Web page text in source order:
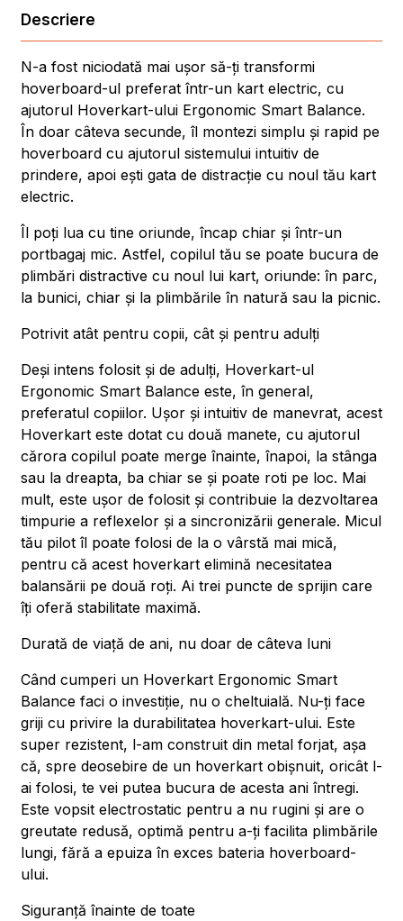
Descriere
N-a fost niciodată mai ușor să-ți transformi
hoverboard-ul preferat într-un kart electric, cu
ajutorul Hoverkart-ului Ergonomic Smart Balance.
În doar câteva secunde, îl montezi simplu și rapid pe
hoverboard cu ajutorul sistemului intuitiv de
prindere, apoi ești gata de distracție cu noul tău kart
electric.
Îl poți lua cu tine oriunde, încap chiar și într-un
portbagaj mic. Astfel, copilul tău se poate bucura de
plimbări distractive cu noul lui kart, oriunde: în parc,
la bunici, chiar și la plimbările în natură sau la picnic.
Potrivit atât pentru copii, cât și pentru adulți
Deși intens folosit și de adulți, Hoverkart-ul
Ergonomic Smart Balance este, în general,
preferatul copiilor. Ușor și intuitiv de manevrat, acest
Hoverkart este dotat cu două manete, cu ajutorul
cărora copilul poate merge înainte, înapoi, la stânga
sau la dreapta, ba chiar se și poate roti pe loc. Mai
mult, este ușor de folosit și contribuie la dezvoltarea
timpurie a reflexelor și a sincronizării generale. Micul
tău pilot îl poate folosi de la o vârstă mai mică,
pentru că acest hoverkart elimină necesitatea
balansării pe două roți. Ai trei puncte de sprijin care
îți oferă stabilitate maximă.
Durată de viață de ani, nu doar de câteva luni
Când cumperi un Hoverkart Ergonomic Smart
Balance faci o investiție, nu o cheltuială. Nu-ți face
griji cu privire la durabilitatea hoverkart-ului. Este
super rezistent, l-am construit din metal forjat, așa
că, spre deosebire de un hoverkart obișnuit, oricât l-
ai folosi, te vei putea bucura de acesta ani întregi.
Este vopsit electrostatic pentru a nu rugini și are o
greutate redusă, optimă pentru a-ți facilita plimbările
lungi, fără a epuiza în exces bateria hoverboard-
ului.
Siguranță înainte de toate